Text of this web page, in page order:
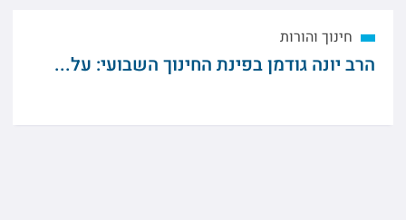
חינוך והורות
הרב יונה גודמן בפינת החינוך השבועי: על...